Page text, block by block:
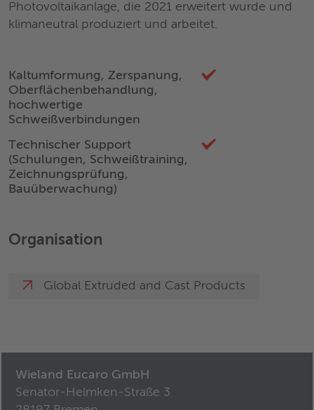
Photovoltaikanlage, die 2021 erweitert wurde und
klimaneutral produziert und arbeitet.
Kaltumformung, Zerspanung,
Oberflächenbehandlung,
hochwertige
Schweißverbindungen
Technischer Support
(Schulungen, Schweißtraining,
Zeichnungsprüfung,
Bauüberwachung)
Organisation
Global Extruded and Cast Products
Wieland Eucaro GmbH
Senator-Helmken-Straße 3